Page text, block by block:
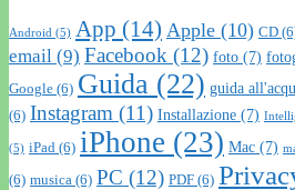
Android (5) App (14) Apple (10) CD
email (9) Facebook (12) foto (7)
Google (6) Guida (22) guida
(6) Instagram (11) Installazione (7)
(5) iPad (6) iPhone (23) Mac (7)
(6) musica (6) PC (12) PDF (6)